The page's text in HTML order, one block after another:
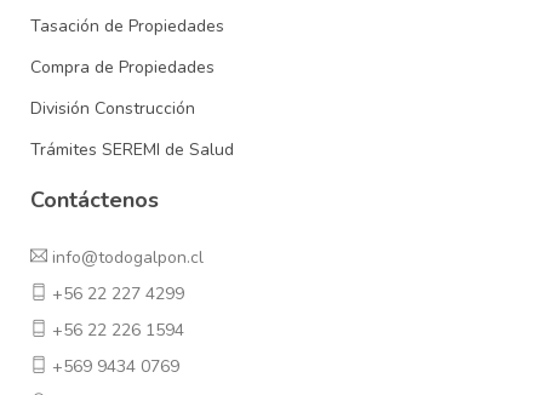
Tasación de Propiedades
Compra de Propiedades
División Construcción
Trámites SEREMI de Salud
Contáctenos
info@todogalpon.cl
+56 22 227 4299
+56 22 226 1594
+569 9434 0769